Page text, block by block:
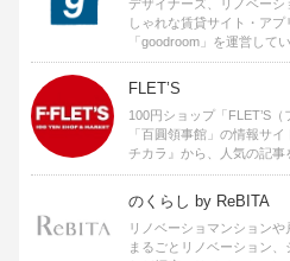
デザイナーズ、リノベーシ
しゃれな賃貸サイト・アプ
「goodroom」を運営して
テリアや、ひとり暮らし、
のアイディアなど、賃貸で
暮らしを楽しむためのヒン
ます。
FLET’S
100円ショップ「FLET’S（
「百圓領事館」の情報サ
チカラ』から、人気の記事
す。
のくらし by ReBITA
リノベーショマンションや
まるごとリノベーション、